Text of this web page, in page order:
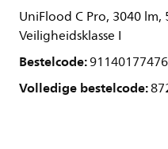
UniFlood C Pro, 3040
Veiligheidsklasse I
Bestelcode:
Volledige bestelcode: